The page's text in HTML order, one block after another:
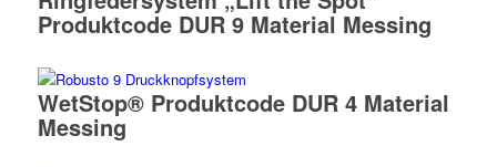
Produktcode DUR 9 Material Messing
WetStop® Produktcode DUR 4 Material
Messing